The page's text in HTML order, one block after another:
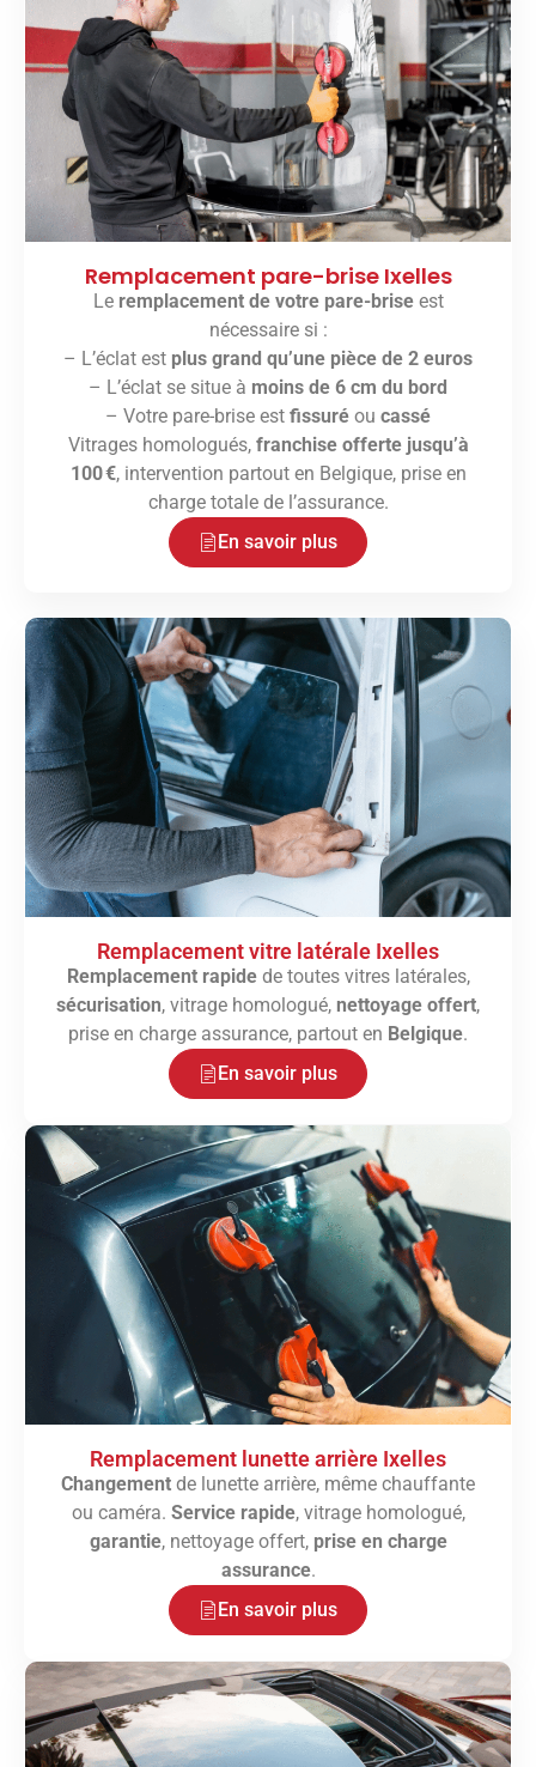
Remplacement pare-brise Ixelles
Le remplacement de votre pare-briseest
nécessaire si :
– L’éclat est plus grand qu’une pièce de 2 euros
– L’éclat se situe à moins de 6 cm du bord
– Votre pare-brise est fissuré ou cassé
Vitrages homologués, franchise offerte jusqu’à
100 €, intervention partout en Belgique, prise en
charge totale de l’assurance.
En savoir plus
Remplacement vitre latérale Ixelles
Remplacement rapidede toutes vitres latérales,
sécurisation, vitrage homologué, nettoyage offert,
prise en charge assurance, partout en Belgique.
En savoir plus
Remplacement lunette arrière Ixelles
Changement de lunette arrière, même chauffante
ou caméra. Service rapide, vitrage homologué,
garantie, nettoyage offert, prise en charge
assurance.
En savoir plus